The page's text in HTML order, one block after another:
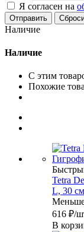
Я согласен на
Наличие
Наличие
С этим
Похожие
Tetra
L, 30 см
616 ₽/
В